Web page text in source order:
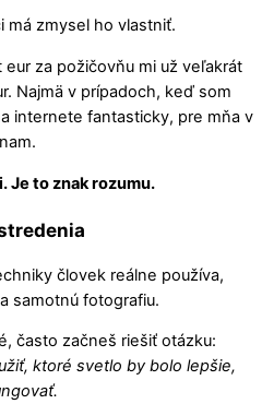
má zmysel ho vlastniť.
za požičovňu mi už veľakrát
Najmä v prípadoch, keď som
internete fantasticky, pre mňa v
Je to znak rozumu.
človek reálne používa,
samotnú fotografiu.
často začneš riešiť otázku:
ktoré svetlo by bolo lepšie,